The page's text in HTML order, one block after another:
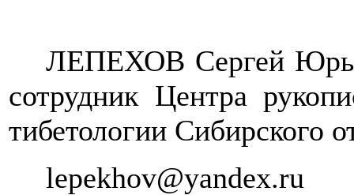
ЛЕПЕХОВ Сергей
сотрудник Центра
тибетологии Сибирского
lepekhov@yandex.ru